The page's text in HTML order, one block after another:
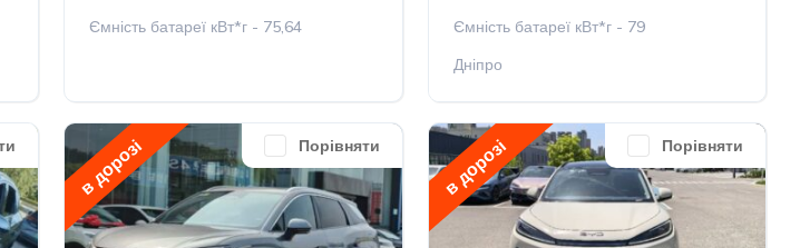
Ємність батареї кВт*г - 75,64
Ємність батареї кВт*г - 79
Дніпро
Порівняти
в дорозі Порівняти
в дорозі